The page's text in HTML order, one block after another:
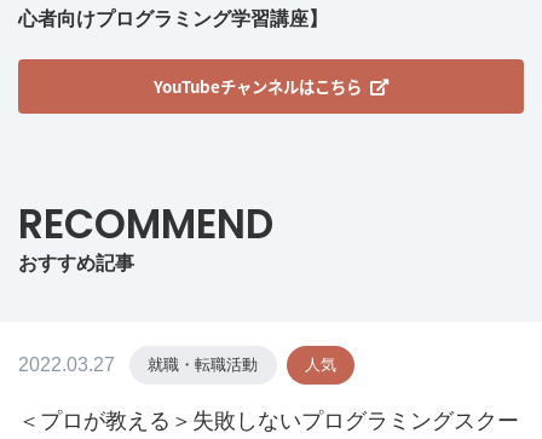
心者向けプログラミング学習講座】
YouTubeチャンネルはこちら
RECOMMEND
おすすめ記事
2022.03.27 就職・転職活動 人気
＜プロが教える＞失敗しないプログラミングスクー